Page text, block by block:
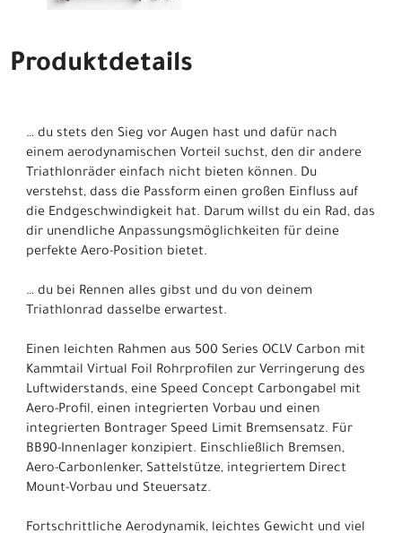
Produktdetails
… du stets den Sieg vor Augen hast und dafür nach
einem aerodynamischen Vorteil suchst, den dir andere
Triathlonräder einfach nicht bieten können. Du
verstehst, dass die Passform einen großen Einfluss auf
die Endgeschwindigkeit hat. Darum willst du ein Rad, das
dir unendliche Anpassungsmöglichkeiten für deine
perfekte Aero-Position bietet.
… du bei Rennen alles gibst und du von deinem
Triathlonrad dasselbe erwartest.
Einen leichten Rahmen aus 500 Series OCLV Carbon mit
Kammtail Virtual Foil Rohrprofilen zur Verringerung des
Luftwiderstands, eine Speed Concept Carbongabel mit
Aero-Profil, einen integrierten Vorbau und einen
integrierten Bontrager Speed Limit Bremsensatz. Für
BB90-Innenlager konzipiert. Einschließlich Bremsen,
Aero-Carbonlenker, Sattelstütze, integriertem Direct
Mount-Vorbau und Steuersatz.
Fortschrittliche Aerodynamik, leichtes Gewicht und viel